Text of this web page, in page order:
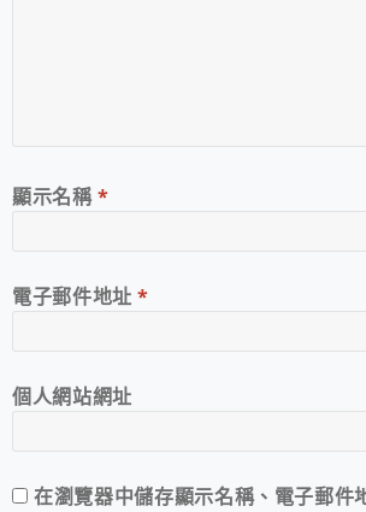
顯示名稱*
電子郵件地址*
個人網站網址
在瀏覽器中儲存顯示名稱、電子郵件